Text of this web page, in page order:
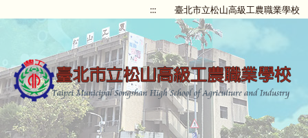
::: 臺北市立松山高級工農職業學校